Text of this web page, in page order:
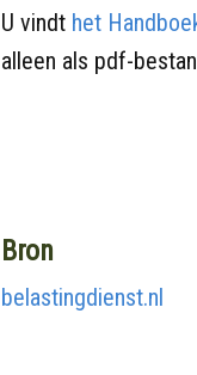
U vindt het
alleen als pdf-
Bron
belastingdienst.nl